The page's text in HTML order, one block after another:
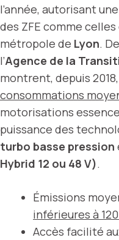
l’année, autorisant
des ZFE comme celles
métropole de Lyon.
l’Agence de la
montrent, depuis
consommations
motorisations
puissance des
turbo basse pression
Hybrid 12 ou 48 V).
Émissions
inférieures à
Accès facilité